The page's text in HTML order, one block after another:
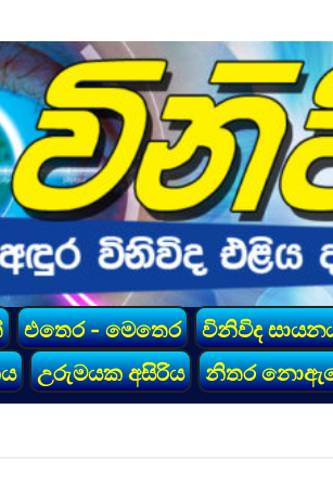
එතෙර - මෙතෙර විනිවිද
උරුමයක අසිරිය නිතර